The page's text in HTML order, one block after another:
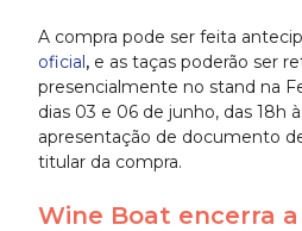
A compra pode ser feita
oficial, e as taças poderão ser
presencialmente no stand na
dias 03 e 06 de junho, das 18h
apresentação de documento
titular da compra.
Wine Boat encerra